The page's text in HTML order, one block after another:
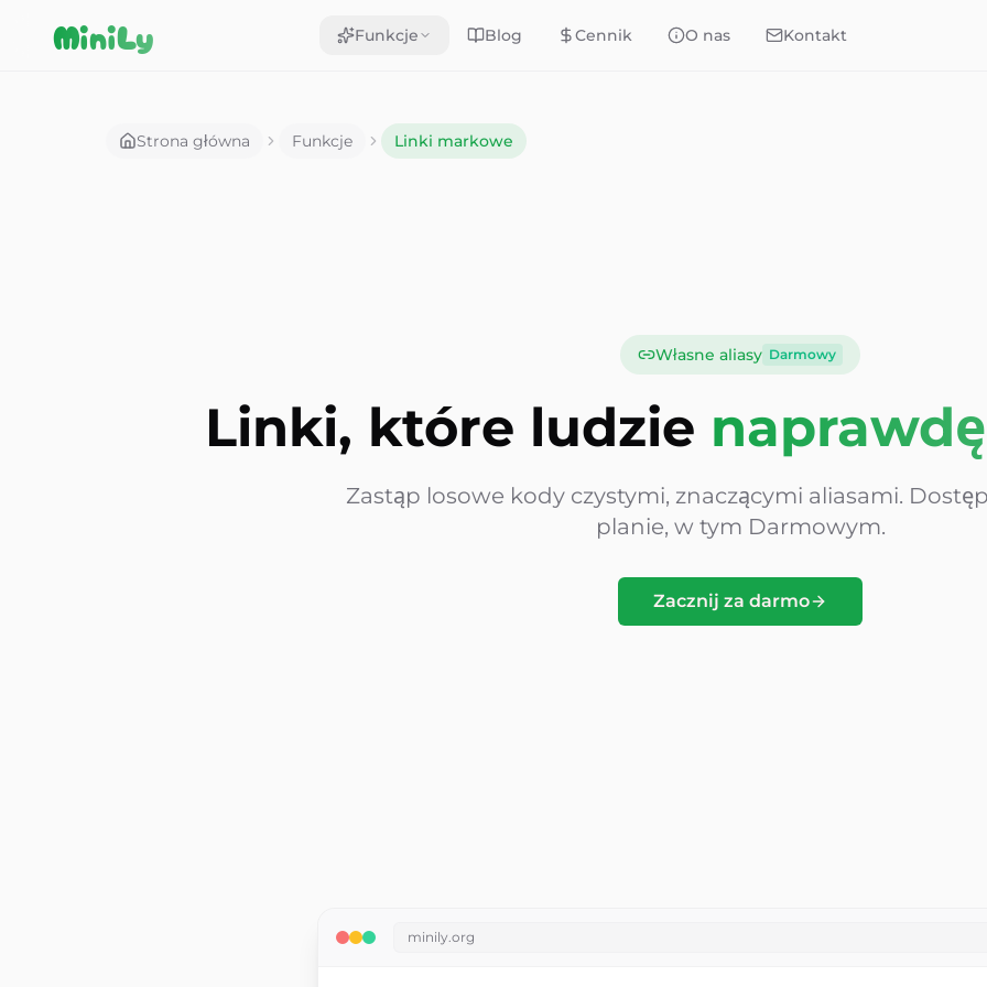
MiniLy Funkcje Blog Cennik O nas Kontakt
Strona główna Funkcje Linki markowe
Własne aliasy Darmowy
Linki, które ludzie
Zastąp losowe kody czystymi, znaczącymi aliasami.
planie, w tym Darmowym.
Zacznij za darmo
minily.org